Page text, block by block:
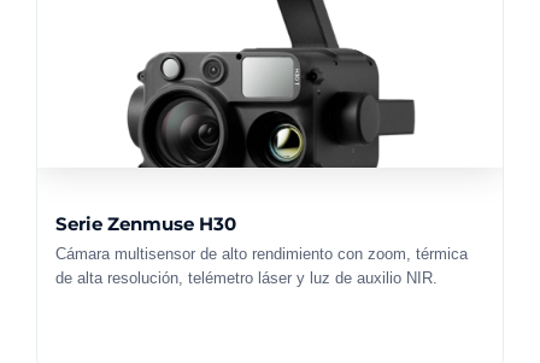
Serie Zenmuse H30
Cámara multisensor de alto rendimiento con zoom, térmica
de alta resolución, telémetro láser y luz de auxilio NIR.